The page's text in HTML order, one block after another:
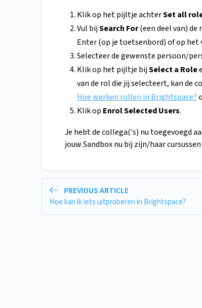
Klik op het pijltje achterSet all
Vul bijSearch For(een deel van)
Enter (op je toetsenbord) of op
Selecteer de gewenste persoon/
Klik op het pijltje bijSelect a Role
van de rol die jij selecteert, kan de
Hoe werken rollen in Brightspace?
Klik op Enrol Selected Users.
Je hebt de collega('s) nu toegevoegd
jouw Sandbox nu bij zijn/haar
PREVIOUS ARTICLE
Hoe kan ik iets uitproberen in Brightspace?